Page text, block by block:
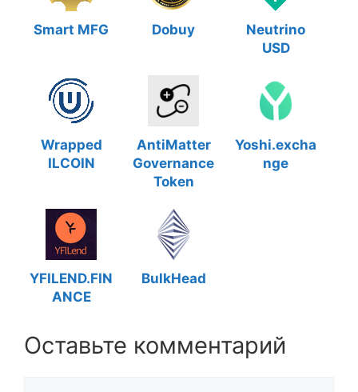
Smart MFG Dobuy
Neutrino
USD
Wrapped
ILCOIN
AntiMatter
Governance
Token
Yoshi.excha
nge
YFILEND.FIN
ANCE
BulkHead
Оставьте комментарий